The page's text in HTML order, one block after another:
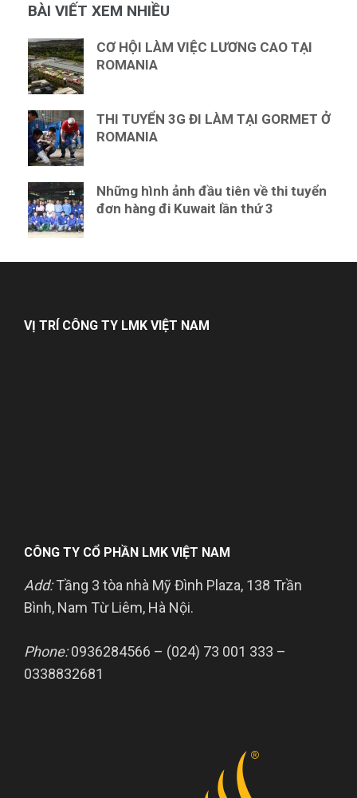
BÀI VIẾT XEM NHIỀU
CƠ HỘI LÀM VIỆC LƯƠNG CAO TẠI
ROMANIA
THI TUYỂN 3G ĐI LÀM TẠI GORMET Ở
ROMANIA
Những hình ảnh đầu tiên về thi tuyển
đơn hàng đi Kuwait lần thứ 3
VỊ TRÍ CÔNG TY LMK VIỆT NAM
CÔNG TY CỔ PHẦN LMK VIỆT NAM
Add:Tầng 3 tòa nhà Mỹ Đình Plaza, 138 Trần
Bình, Nam Từ Liêm, Hà Nội.
Phone:0936284566 – (024) 73 001 333 –
0338832681